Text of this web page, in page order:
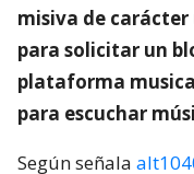
misiva de
para solicitar un
plataforma
para escuchar
Según señala